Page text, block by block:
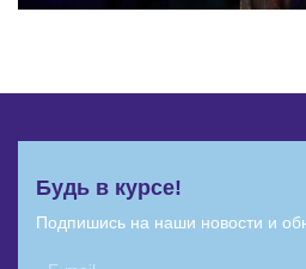
Будь в курсе!
Подпишись на наши новости и